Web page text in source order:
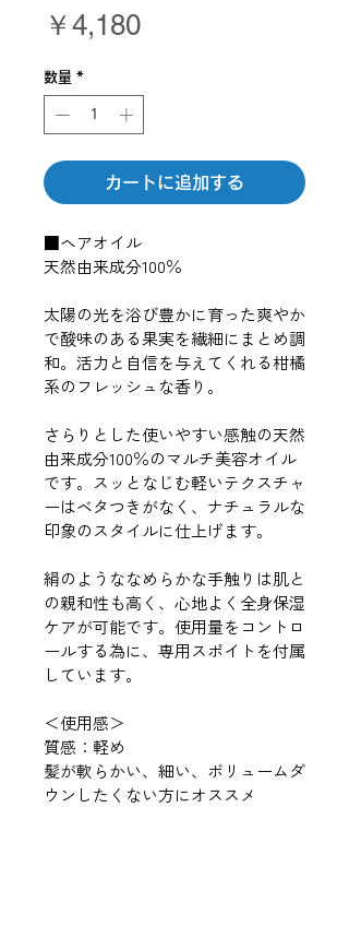
￥4,180価
数量 *
カートに追加する
■ヘアオイル
天然由来成分100％
太陽の光を浴び豊かに育った爽やか
で酸味のある果実を繊細にまとめ調
和。活力と自信を与えてくれる柑橘
系のフレッシュな香り。
さらりとした使いやすい感触の天然
由来成分100％のマルチ美容オイル
です。スッとなじむ軽いテクスチャ
ーはベタつきがなく、ナチュラルな
印象のスタイルに仕上げます。
絹のようななめらかな手触りは肌と
の親和性も高く、心地よく全身保湿
ケアが可能です。使用量をコントロ
ールする為に、専用スポイトを付属
しています。
＜使用感＞
質感：軽め
髪が軟らかい、細い、ボリュームダ
ウンしたくない方にオススメ